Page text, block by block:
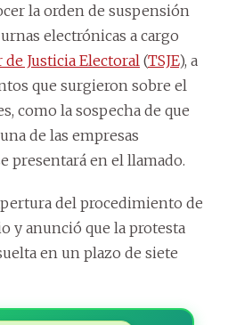
la orden de suspensión
electrónicas a cargo
Justicia Electoral (TSJE), a
que surgieron sobre el
como la sospecha de que
de las empresas
presentará en el llamado.
del procedimiento de
y anunció que la protesta
en un plazo de siete